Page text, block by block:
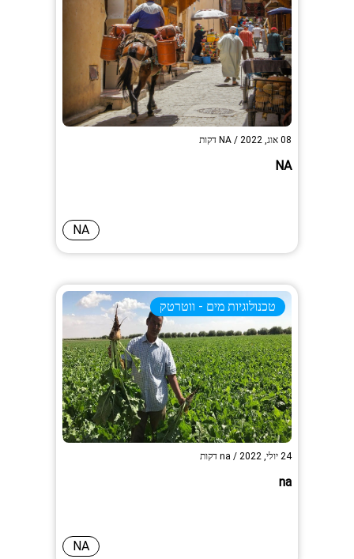
08 אוג, 2022 /
NA דקות
NA
NA
טכנולוגיות מים - ווטרטק
24 יולי, 2022 /
na דקות
na
NA